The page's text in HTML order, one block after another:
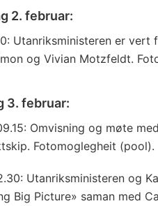
2. februar:
Utanriksministeren er vert
og Vivian Motzfeldt.
3. februar:
Omvisning og møte
Fotomoglegheit (pool).
Utanriksministeren og
Big Picture» saman med